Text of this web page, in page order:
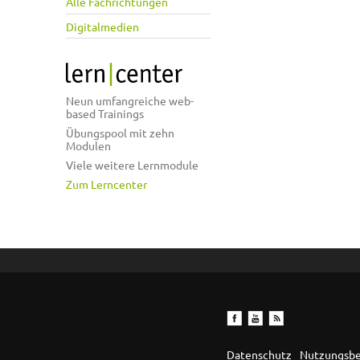
Digitalmedien
Neun umfangreiche web-
based Trainings
Übungspool mit zehn
Modulen
Viele weitere Lernmodule
Zum Lerncenter
Datenschutz